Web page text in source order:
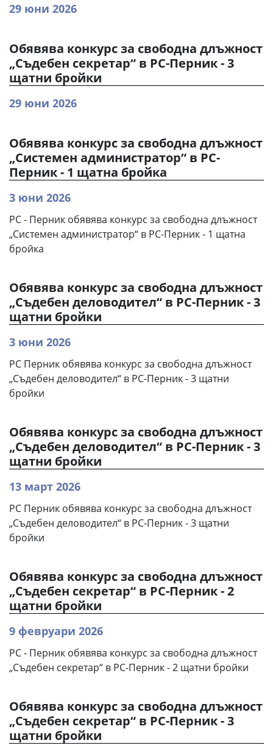
29 юни 2026
Обявява конкурс за свободна длъжност
„Съдебен секретар“ в РС-Перник - 3
щатни бройки
29 юни 2026
Обявява конкурс за свободна длъжност
„Системен администратор“ в РС-
Перник - 1 щатна бройка
3 юни 2026
РС - Перник обявява конкурс за свободна длъжност
„Системен администратор“ в РС-Перник - 1 щатна
бройка
Обявява конкурс за свободна длъжност
„Съдебен деловодител“ в РС-Перник - 3
щатни бройки
3 юни 2026
РС Перник обявява конкурс за свободна длъжност
„Съдебен деловодител“ в РС-Перник - 3 щатни
бройки
Обявява конкурс за свободна длъжност
„Съдебен деловодител“ в РС-Перник - 3
щатни бройки
13 март 2026
РС Перник обявява конкурс за свободна длъжност
„Съдебен деловодител“ в РС-Перник - 3 щатни
бройки
Обявява конкурс за свободна длъжност
„Съдебен секретар“ в РС-Перник - 2
щатни бройки
9 февруари 2026
РС - Перник обявява конкурс за свободна длъжност
„Съдебен секретар“ в РС-Перник - 2 щатни бройки
Обявява конкурс за свободна длъжност
„Съдебен секретар“ в РС-Перник - 3
щатни бройки